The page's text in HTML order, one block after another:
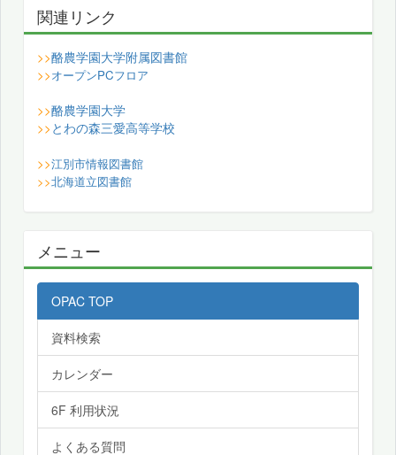
関連リンク
>>酪農学園大学附属図書館
>>オープンPCフロア
>>酪農学園大学
>> とわの森三愛高等学校
>>江別市情報図書館
>>北海道立図書館
メニュー
OPAC TOP
資料検索
カレンダー
6F 利用状況
よくある質問